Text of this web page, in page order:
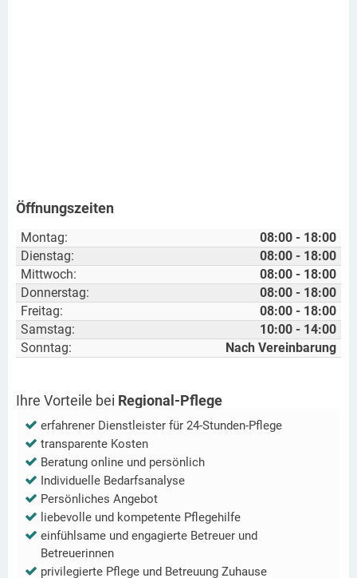
Öffnungszeiten
Montag:
08:00 - 18:00
Dienstag:
08:00 - 18:00
Mittwoch:
08:00 - 18:00
Donnerstag:
08:00 - 18:00
Freitag:
08:00 - 18:00
Samstag:
10:00 - 14:00
Sonntag:
Nach Vereinbarung
Ihre Vorteile bei Regional-Pflege
erfahrener Dienstleister für 24-Stunden-Pflege
transparente Kosten
Beratung online und persönlich
Individuelle Bedarfsanalyse
Persönliches Angebot
liebevolle und kompetente Pflegehilfe
einfühlsame und engagierte Betreuer und
Betreuerinnen
privilegierte Pflege und Betreuung Zuhause